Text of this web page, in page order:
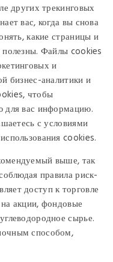
других трекинговых
вас, когда вы снова
какие страницы и
полезны. Файлы cookies
и
бизнес-аналитики и
чтобы
для вас информацию.
с условиями
cookies.
выше, так
правила риск-
доступ к торговле
акции, фондовые
сырье.
способом,